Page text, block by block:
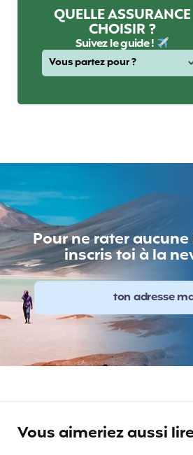
QUELLE ASSURANCE
CHOISIR ?
Suivez le guide !
Pour ne rater
inscris toi à la
Vous aimeriez aussi lire